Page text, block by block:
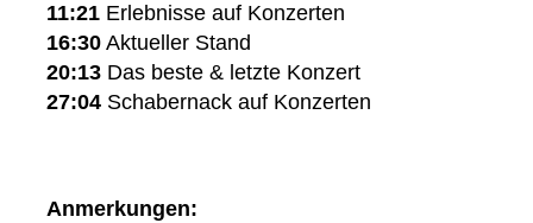
11:21 Erlebnisse auf Konzerten
16:30 Aktueller Stand
20:13 Das beste & letzte Konzert
27:04 Schabernack auf Konzerten
Anmerkungen: